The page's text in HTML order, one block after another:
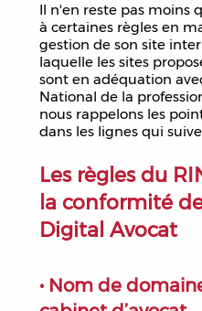
Il n'en reste pas moins
à certaines règles en
gestion de son site
laquelle les sites
sont en adéquation
National de la
nous rappelons les
dans les lignes qui
Les règles du
la conformité
Digital Avocat
• Nom de